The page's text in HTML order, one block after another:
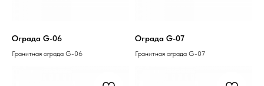
Ограда G-06
Гранитная ограда G-06
Ограда G-07
Гранитная ограда G-07